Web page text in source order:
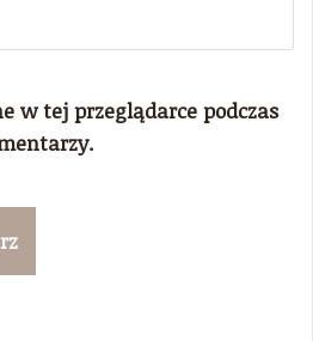
w tej przeglądarce podczas